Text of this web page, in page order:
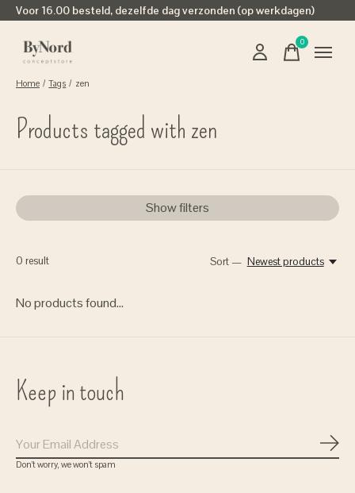
Voor 16.00 besteld, dezelfde dag verzonden (op werkdagen)
0items
Home / Tags / zen
Products tagged with zen
Show filters
0 result Sort — Newest products
No products found...
Keep in touch
Don’t worry, we won’t spam